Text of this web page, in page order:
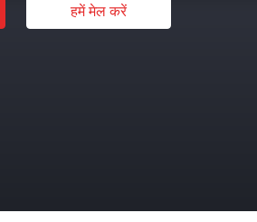
हमें मेल करें